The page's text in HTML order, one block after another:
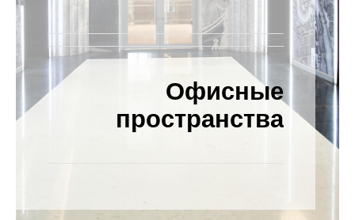
Категория
Офисные
пространства